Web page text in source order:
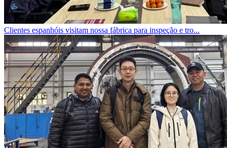
Clientes espanhóis visitam nossa fábrica para inspeção e tro...